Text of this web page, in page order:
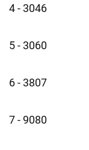
4 - 3046
5 - 3060
6 - 3807
7 - 9080